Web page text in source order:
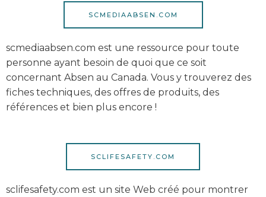
SCMEDIAABSEN.COM
scmediaabsen.com est une ressource pour toute
personne ayant besoin de quoi que ce soit
concernant Absen au Canada. Vous y trouverez des
fiches techniques, des offres de produits, des
références et bien plus encore !
SCLIFESAFETY.COM
sclifesafety.com est un site Web créé pour montrer